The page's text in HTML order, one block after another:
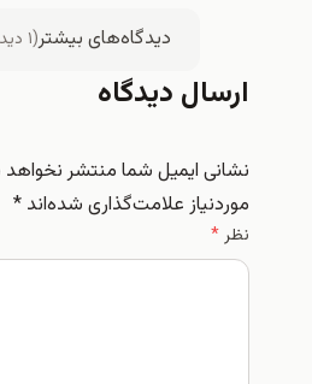
دیدگاه‌های بیشتر(۱
ارسال دیدگاه
نشانی ایمیل شما منتشر
موردنیاز علامت‌گذاری شده‌اند*
نظر*